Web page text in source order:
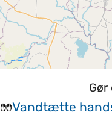
🧤Vandtætte